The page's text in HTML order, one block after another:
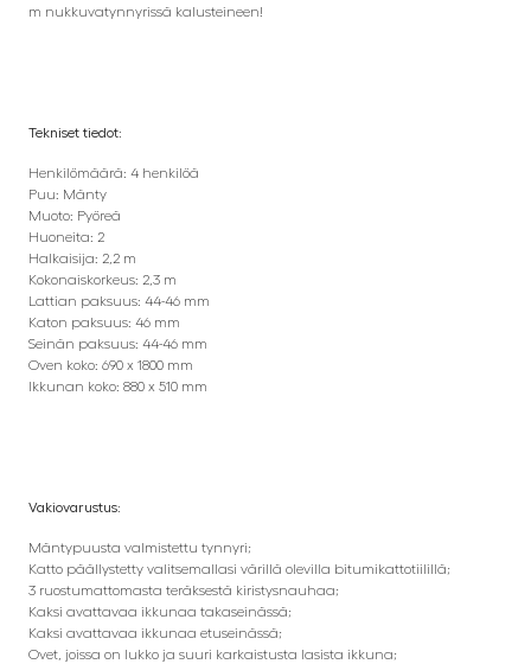
m nukkuvatynnyrissä kalusteineen!
Tekniset tiedot:
Henkilömäärä: 4 henkilöä
Puu: Mänty
Muoto: Pyöreä
Huoneita: 2
Halkaisija: 2,2 m
Kokonaiskorkeus: 2,3 m
Lattian paksuus: 44-46 mm
Katon paksuus: 46 mm
Seinän paksuus: 44-46 mm
Oven koko: 690 x 1800 mm
Ikkunan koko: 880 x 510 mm
Vakiovarustus:
Mäntypuusta valmistettu tynnyri;
Katto päällystetty valitsemallasi värillä olevilla bitumikattotiilillä;
3 ruostumattomasta teräksestä kiristysnauhaa;
Kaksi avattavaa ikkunaa takaseinässä;
Kaksi avattavaa ikkunaa etuseinässä;
Ovet, joissa on lukko ja suuri karkaistusta lasista ikkuna;